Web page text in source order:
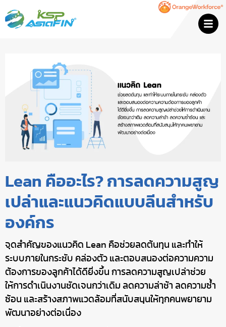
Lean คืออะไร? การลดความสูญ
เปล่าและแนวคิดแบบลีนสำหรับ
องค์กร
จุดสำคัญของแนวคิด Lean คือช่วยลดต้นทุน และทำให้
ระบบภายในกระชับ คล่องตัว และตอบสนองต่อความความ
ต้องการของลูกค้าได้ดียิ่งขึ้น การลดความสูญเปล่าช่วย
ให้การดำเนินงานชัดเจนกว่าเดิม ลดความล่าช้า ลดความซ้ำ
ซ้อน และสร้างสภาพแวดล้อมที่สนับสนุนให้ทุกคนพยายาม
พัฒนาอย่างต่อเนื่อง